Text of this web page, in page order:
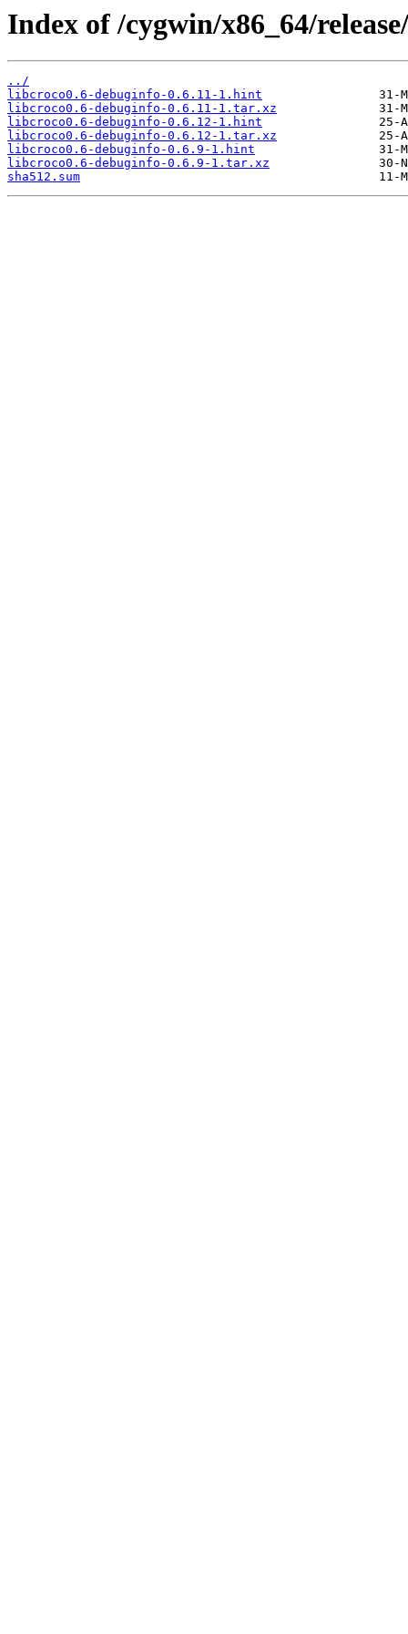
Index of /cygwin/x86_64/
../
libcroco0.6-debuginfo-0.6.11-1.hint
libcroco0.6-debuginfo-0.6.11-1.tar.xz
libcroco0.6-debuginfo-0.6.12-1.hint
libcroco0.6-debuginfo-0.6.12-1.tar.xz
libcroco0.6-debuginfo-0.6.9-1.hint
libcroco0.6-debuginfo-0.6.9-1.tar.xz
sha512.sum